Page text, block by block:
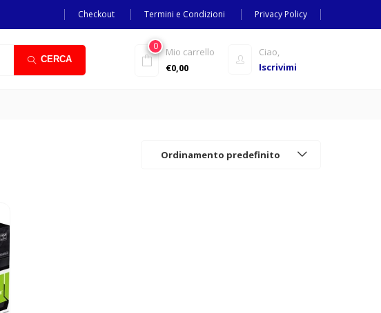
Checkout Termini e Condizioni Privacy Policy
CERCA
Ciao,
Iscrivimi
0
Mio carrello
€0,00
Ordinamento predefinito